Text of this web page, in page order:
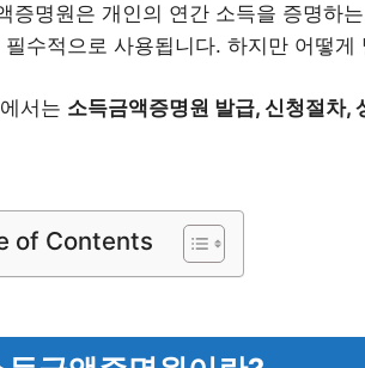
증명원은 개인의 연간 소득을 증명하
필수적으로 사용됩니다. 하지만 어떻
서는 소득금액증명원 발급, 신청절차,
of Contents